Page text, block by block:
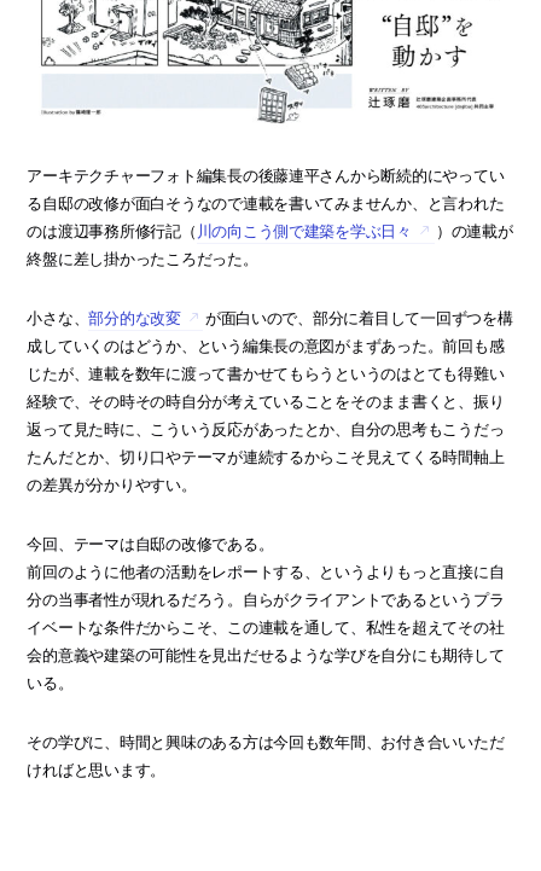
アーキテクチャーフォト編集長の後藤連平さんから断続的にやってい
る自邸の改修が面白そうなので連載を書いてみませんか、と言われた
のは渡辺事務所修行記（ 川の向こう側で建築を学ぶ日々
）の連載が
終盤に差し掛かったころだった。
小さな、部分的な改変
が面白いので、部分に着目して一回ずつを構
成していくのはどうか、という編集長の意図がまずあった。前回も感
じたが、連載を数年に渡って書かせてもらうというのはとても得難い
経験で、その時その時自分が考えていることをそのまま書くと、振り
返って見た時に、こういう反応があったとか、自分の思考もこうだっ
たんだとか、切り口やテーマが連続するからこそ見えてくる時間軸上
の差異が分かりやすい。
今回、テーマは自邸の改修である。
前回のように他者の活動をレポートする、というよりもっと直接に自
分の当事者性が現れるだろう。自らがクライアントであるというプラ
イベートな条件だからこそ、この連載を通して、私性を超えてその社
会的意義や建築の可能性を見出だせるような学びを自分にも期待して
いる。
その学びに、時間と興味のある方は今回も数年間、お付き合いいただ
ければと思います。